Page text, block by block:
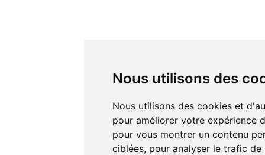
Nous utilisons des
Nous utilisons des cookies et d'autres technologies de suivi
pour améliorer votre expérience
pour vous montrer un contenu
ciblées, pour analyser le trafic